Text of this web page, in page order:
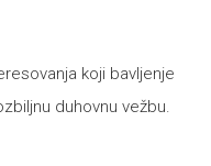
koji bavljenje
duhovnu vežbu.